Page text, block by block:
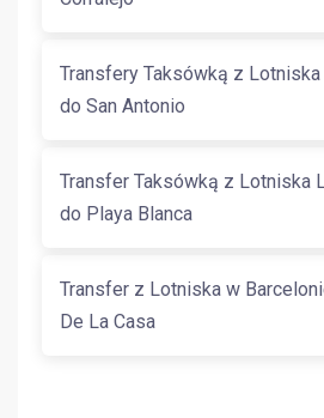
Transfery Taksówką z
do San Antonio
Transfer Taksówką z Lotniska
do Playa Blanca
Transfer z Lotniska w
De La Casa